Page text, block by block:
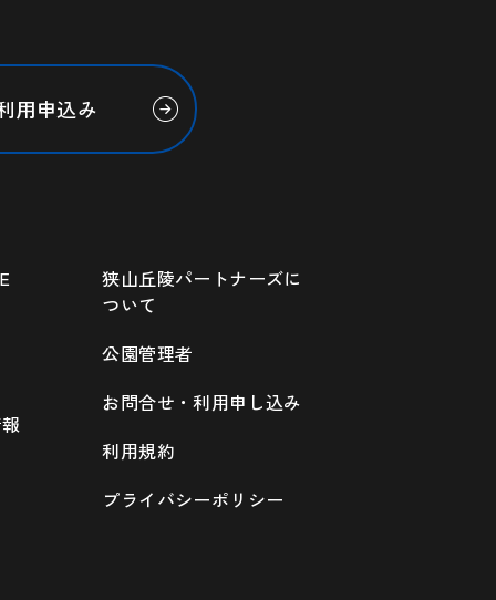
用申込み
狭山丘陵パートナーズに
ついて
公園管理者
お問合せ・利用申し込み
利用規約
プライバシーポリシー